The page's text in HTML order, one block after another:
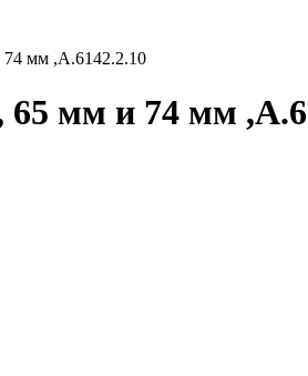
мм ,A.6142.2.10
мм и 74 мм